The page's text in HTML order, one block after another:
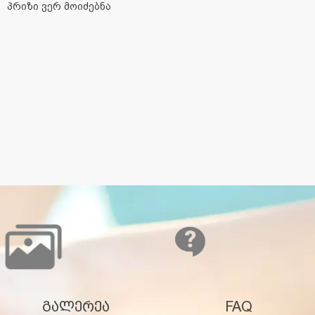
პრიზი ვერ მოიძებნა
გალერეა FAQ